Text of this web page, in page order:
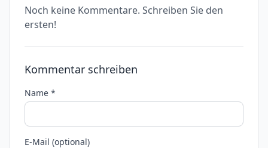
Noch keine Kommentare. Schreiben Sie den
ersten!
Kommentar schreiben
Name *
E-Mail (optional)